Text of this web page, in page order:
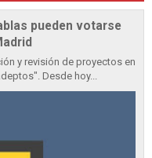
pueden votarse
y revisión de proyectos en
Desde hoy...